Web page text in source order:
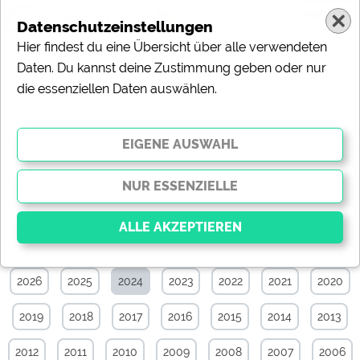
Campingplätze
Specials Aktuelle News
2026 2025 2024 2023 2022 2021 2020
2019 2018 2017 2016 2015 2014 2013
2012 2011 2010 2009 2008 2007 2006
Datenschutzeinstellungen
Hier findest du eine Übersicht über alle verwendeten
Daten. Du kannst deine Zustimmung geben oder nur
die essenziellen Daten auswählen.
Essenziell
Essenzielle Cookies ermöglichen grundlegende
Funktionen und sind für die einwandfreie Funktion der
werden Teile der Websitenicht funktionieren.